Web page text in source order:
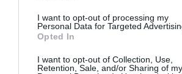
I want to opt-out of processing my
Personal Data for Targeted
Opted In
I want to opt-out of Collection, Use,
Retention, Sale, and/or Sharing of my